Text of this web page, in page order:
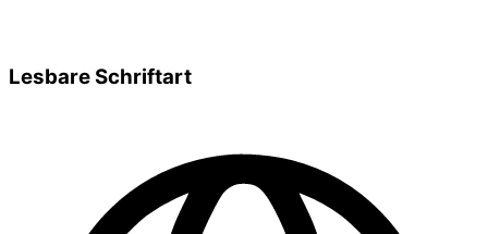
Lesbare Schriftart